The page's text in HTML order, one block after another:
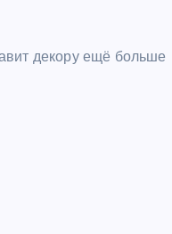
декору ещё больше